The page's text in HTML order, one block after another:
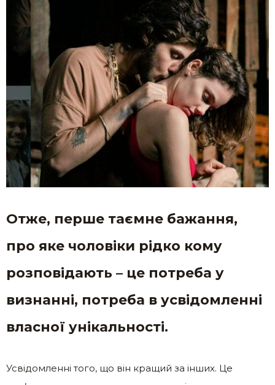
Отже, перше таємне бажання,
про яке чоловіки рідко кому
розповідають – це потреба у
визнанні, потреба в усвідомленні
власної унікальності.
Усвідомленні того, що він кращий за інших. Це